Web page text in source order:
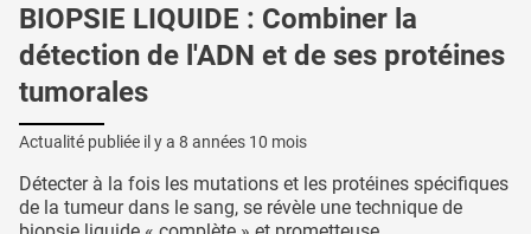
BIOPSIE LIQUIDE : Combiner la
détection de l'ADN et de ses protéines
tumorales
Actualité publiée il y a 8 années 10 mois
Détecter à la fois les mutations et les protéines spécifiques
de la tumeur dans le sang, se révèle une technique de